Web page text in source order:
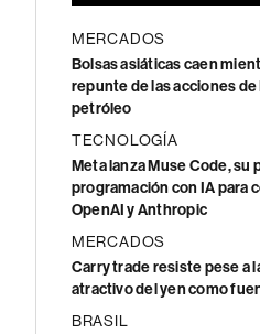
MERCADOS
Bolsas asiáticas caen
repunte de las acciones de
petróleo
TECNOLOGÍA
Meta lanza Muse Code, su
programación con IA para
OpenAI y Anthropic
MERCADOS
Carry trade resiste pese a
atractivo del yen como
BRASIL